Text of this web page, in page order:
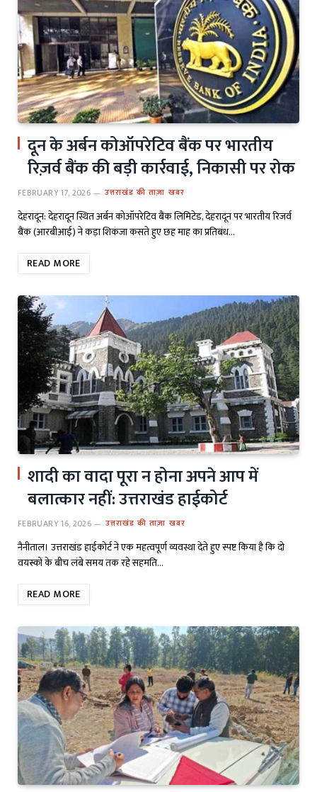
दून के अर्बन कोऑपरेटिव बैंक पर भारतीय
रिज़र्व बैंक की बड़ी कार्रवाई, निकासी पर रोक
FEBRUARY 17, 2026 उत्तराखंड की ताज़ा खबर
देहरादून: देहरादून स्थित अर्बन कोऑपरेटिव बैंक लिमिटेड, देहरादून पर भारतीय रिजर्व
बैंक (आरबीआई) ने कड़ा शिकंजा कसते हुए छह माह का प्रतिबंध…
READ MORE
शादी का वादा पूरा न होना अपने आप में
बलात्कार नहीं: उत्तराखंड हाईकोर्ट
FEBRUARY 16, 2026 उत्तराखंड की ताज़ा खबर
नैनीताल। उत्तराखंड हाईकोर्ट ने एक महत्वपूर्ण व्यवस्था देते हुए स्पष्ट किया है कि दो
वयस्कों के बीच लंबे समय तक रहे सहमति…
READ MORE